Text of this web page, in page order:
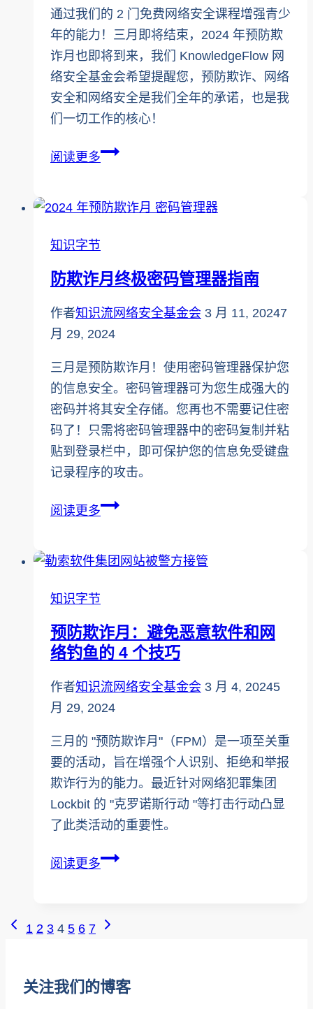
种
方
法
通过我们的 2 门免费网络安全课程增强青少
年的能力！三月即将结束，2024 年预防欺
诈月也即将到来，我们 KnowledgeFlow 网
络安全基金会希望提醒您，预防欺诈、网络
安全和网络安全是我们全年的承诺，也是我
们一切工作的核心！
阅读更多预
诈
年
雄
免
费
课
程！
知识字节
防欺诈月终极密码管理器指南
作者知识流网络安全基金会 3 月 11, 20247
月 29, 2024
三月是预防欺诈月！使用密码管理器保护您
的信息安全。密码管理器可为您生成强大的
密码并将其安全存储。您再也不需要记住密
码了！只需将密码管理器中的密码复制并粘
贴到登录栏中，即可保护您的信息免受键盘
记录程序的攻击。
阅读更多防
月
密
码
理
器
指
知识字节
预防欺诈月：避免恶意软件和网
络钓鱼的 4 个技巧
作者知识流网络安全基金会 3 月 4, 20245
月 29, 2024
三月的 "预防欺诈月"（FPM）是一项至关重
要的活动，旨在增强个人识别、拒绝和举报
欺诈行为的能力。最近针对网络犯罪集团
Lockbit 的 "克罗诺斯行动 "等打击行动凸显
了此类活动的重要性。
阅读更多预
诈
免
页
导
上
1 2 3 4 5 6 7
下
关注我们的博客